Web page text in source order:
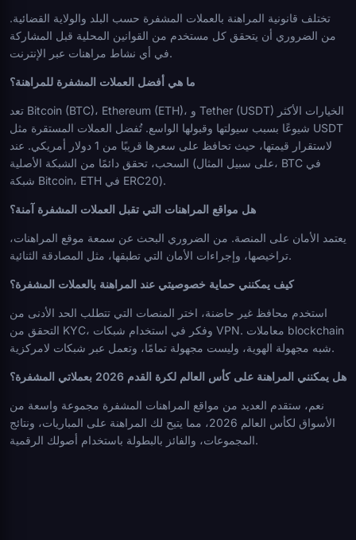
تختلف قانونية المراهنة بالعملات المشفرة حسب البلد والولاية القضائية.
من الضروري أن يتحقق كل مستخدم من القوانين المحلية قبل المشاركة
في أي نشاط مراهنات عبر الإنترنت.
ما هي أفضل العملات المشفرة للمراهنة؟
تعد Bitcoin (BTC)، Ethereum (ETH)، و Tether (USDT) الخيارات الأكثر
شيوعًا بسبب سيولتها وقبولها الواسع. تُفضل العملات المستقرة مثل USDT
لاستقرار قيمتها، حيث تحافظ على سعرها قريبًا من 1 دولار أمريكي. عند
السحب، تحقق دائمًا من الشبكة الأصلية (على سبيل المثال، BTC في
شبكة Bitcoin، ETH في ERC20).
هل مواقع المراهنات التي تقبل العملات المشفرة آمنة؟
يعتمد الأمان على المنصة. من الضروري البحث عن سمعة موقع المراهنات،
تراخيصها، وإجراءات الأمان التي تطبقها، مثل المصادقة الثنائية.
كيف يمكنني حماية خصوصيتي عند المراهنة بالعملات المشفرة؟
استخدم محافظ غير حاضنة، اختر المنصات التي تتطلب الحد الأدنى من
التحقق من KYC، وفكر في استخدام شبكات VPN. معاملات blockchain
شبه مجهولة الهوية، وليست مجهولة تمامًا، وتعمل عبر شبكات لامركزية.
هل يمكنني المراهنة على كأس العالم لكرة القدم 2026 بعملاتي المشفرة؟
نعم، ستقدم العديد من مواقع المراهنات المشفرة مجموعة واسعة من
الأسواق لكأس العالم 2026، مما يتيح لك المراهنة على المباريات، ونتائج
المجموعات، والفائز بالبطولة باستخدام أصولك الرقمية.